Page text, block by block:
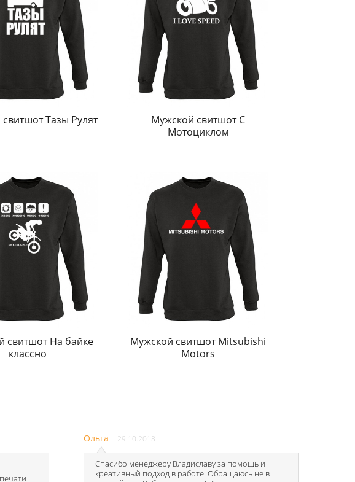
Тазы Рулят
Мужской свитшот С
Мотоциклом
свитшот На байке
классно
Мужской свитшот Mitsubishi
Motors
Ольга 29.10.2018
Спасибо менеджеру Владиславу за помощь и
креативный подход в работе. Обращаюсь не в